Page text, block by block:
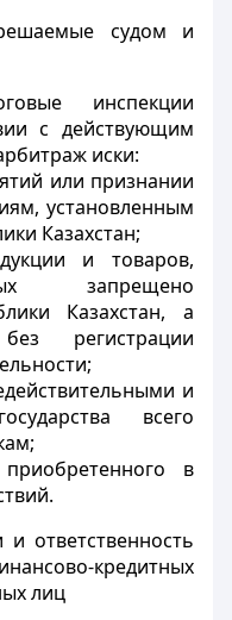
судом и
инспекции
с действующим
иски:
или признании
установленным
Казахстан;
и товаров,
запрещено
Казахстан, а
регистрации
и
всего
в
и ответственность
кредитных
лиц